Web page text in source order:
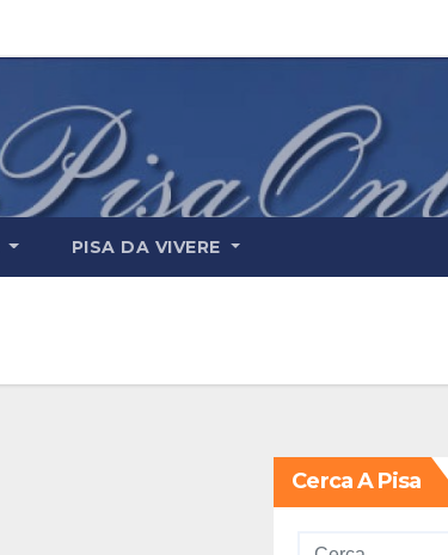
PISA DA VIVERE
Cerca A Pisa